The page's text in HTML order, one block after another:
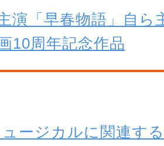
演「早春物語」自ら
10周年記念作品
ージカルに関連す